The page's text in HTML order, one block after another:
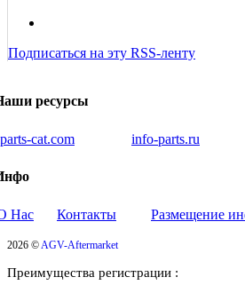
Подписаться на эту RSS-ленту
ресурсы
cat.com info-parts.ru
Нас Контакты Размещение
2026 ©AGV-Aftermarket
Преимущества регистрации :